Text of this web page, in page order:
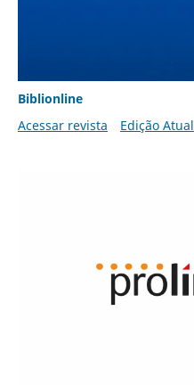
Biblionline
Acessar revista
Edição Atual